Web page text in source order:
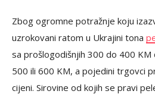
Zbog ogromne potražnje koju
uzrokovani ratom u Ukrajini tona
sa prošlogodišnjih 300 do 400
500 ili 600 KM, a pojedini trgovci
cijeni. Sirovine od kojih se pravi